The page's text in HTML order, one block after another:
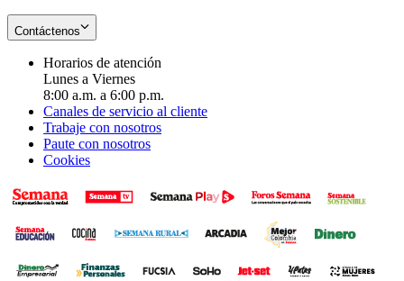
Contáctenos
Horarios de atención
Lunes a Viernes
8:00 a.m. a 6:00 p.m.
Canales de servicio al cliente
Trabaje con nosotros
Paute con nosotros
Cookies